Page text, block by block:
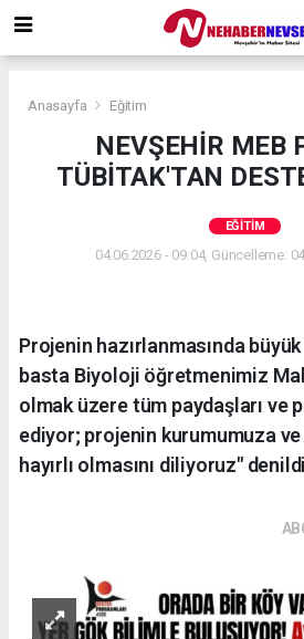
Anasayfa Eğitim
NEVŞEHİR MEB
TÜBİTAK'TAN
EĞITIM
04.06.2026 - 09:04, Güncelleme:
Projenin hazırlanmasında
basta Biyoloji öğretmenimiz
olmak üzere tüm paydaşları ve
ediyor; projenin kurumumuza
hayırlı olmasını diliyoruz" denildi